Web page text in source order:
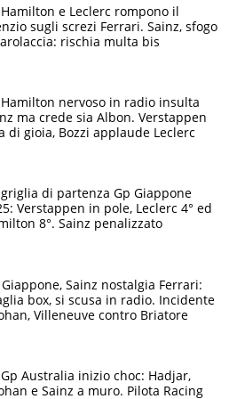
il quarto posto a Singapore,
Renault, con cui disputa gli ultimi
e chiude 10° in generale. L’anno
e Sainz passa in
sue buone prestazioni, la
tra i costruttori. Per Carlos,
in F1, con il terzo posto
stagione 2020 sale sul secondo
dell’anno precedente.
diventa realtà
aperte le magiche porte di
a sostituire il partente
dellaFerrari. Sainz è il terzo
Hamilton e Leclerc rompono il
sugli screzi Ferrari. Sainz, sfogo
rischia multa bis
Hamilton nervoso in radio insulta
ma crede sia Albon. Verstappen
di gioia, Bozzi applaude Leclerc
griglia di partenza Gp Giappone
Verstappen in pole, Leclerc 4° ed
8°. Sainz penalizzato
Sainz nostalgia Ferrari:
box, si scusa in radio. Incidente
Villeneuve contro Briatore
Gp Australia inizio choc: Hadjar,
e Sainz a muro. Pilota Racing